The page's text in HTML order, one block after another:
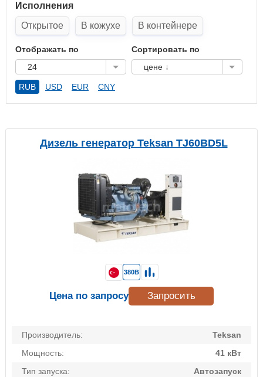
Исполнения
Открытое
В кожухе В контейнере
Отображать по
24
Сортировать по
цене ↓
RUB USD EUR CNY
Дизель генератор Teksan TJ60BD5L
Производитель:
Teksan
Мощность:
41 кВт
Тип запуска:
Автозапуск
380В
Цена по запросу Запросить